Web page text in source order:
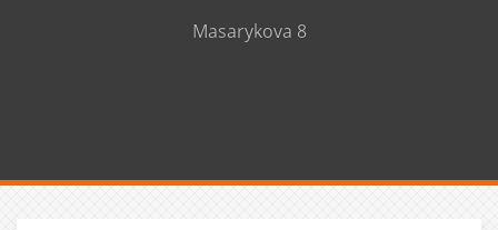
Masarykova 8